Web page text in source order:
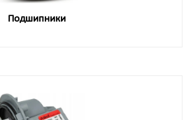
Подшипники